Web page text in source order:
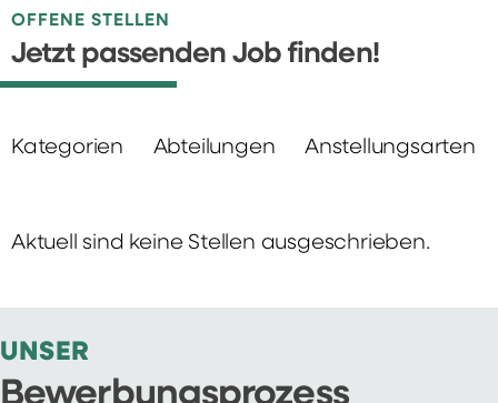
OFFENE STELLEN
Jetzt passenden Job finden!
Kategorien Abteilungen Anstellungsarten
Aktuell sind keine Stellen ausgeschrieben.
UNSER